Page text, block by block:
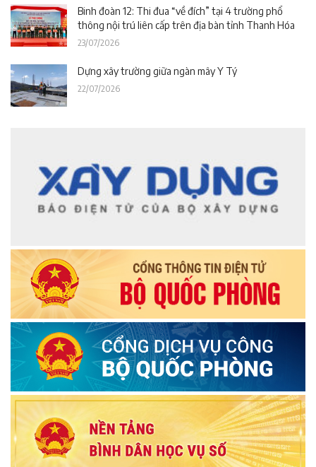
Binh đoàn 12: Thi đua “về đích” tại 4 trường phổ
thông nội trú liên cấp trên địa bàn tỉnh Thanh Hóa
23/07/2026
Dựng xây trường giữa ngàn mây Y Tý
22/07/2026